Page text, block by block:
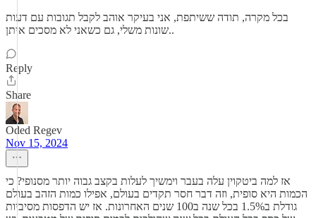
בכל מקרה, תודה ששיתפת, אני בעיקר אוהב לקבל תגובות עם דעות
שונות משלי, גם כשאני לא מסכים איתן..
Reply
Share
Oded Regev
Nov 15, 2024
אז למה ביטקוין עלה בעבר וימשיך לעלות בקצב גבוה יותר מסנופי? כי
הכמות היא סופית, וזה דבר חסר תקדים בעולם, אפילו כמות הזהב בעולם
גודלת ב1.5% בכל שנה ב100 שנים האחרונות. אז יש הדפסות מסיביות